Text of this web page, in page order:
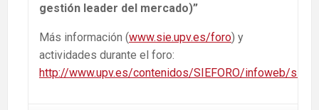
gestión leader del mercado)”
Más información (www.sie.upv.es/foro) y
actividades durante el foro:
http://www.upv.es/contenidos/SIEFORO/infoweb/